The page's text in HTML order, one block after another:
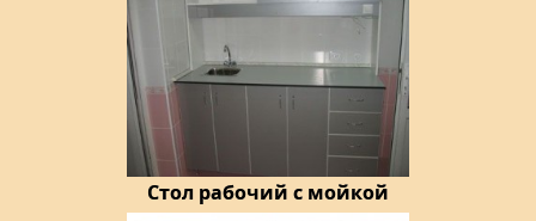
Стол рабочий с мойкой